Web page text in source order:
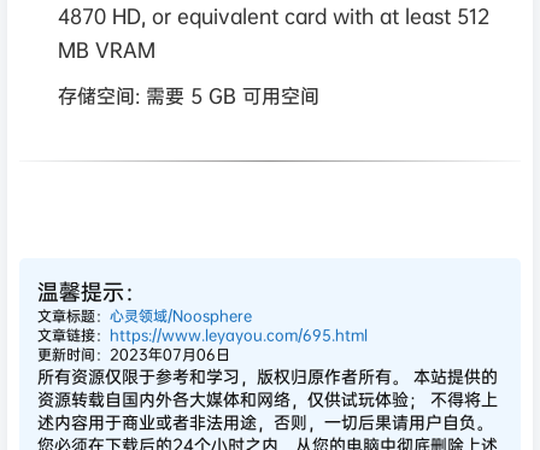
4870 HD, or equivalent card with at least 512
MB VRAM
存储空间: 需要 5 GB 可用空间
温馨提示：
文章标题： 心灵领域/Noosphere
文章链接： https://www.leyayou.com/695.html
更新时间：2023年07月06日
所有资源仅限于参考和学习，版权归原作者所有。 本站提供的
资源转载自国内外各大媒体和网络，仅供试玩体验； 不得将上
述内容用于商业或者非法用途，否则，一切后果请用户自负。
您必须在下载后的24个小时之内，从您的电脑中彻底删除上述